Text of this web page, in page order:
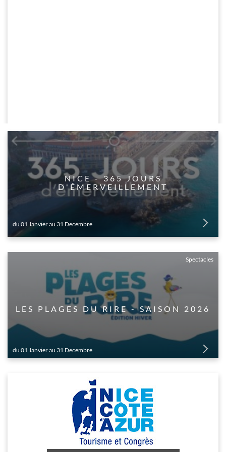
​NICE - 365 JOURS
D'ÉMERVEILLEMENT
du 01 Janvier au 31 Decembre
Spectacles
LES PLAGES DU RIRE - SAISON 2026
du 01 Janvier au 31 Decembre